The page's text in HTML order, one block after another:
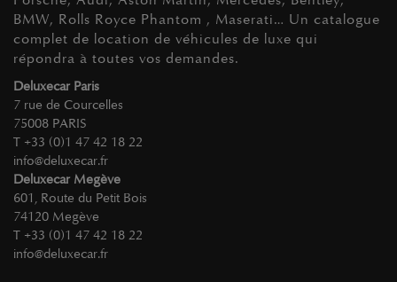
BMW, Rolls Royce Phantom , Maserati… Un catalogue
complet de location de véhicules de luxe qui
répondra à toutes vos demandes.
Deluxecar Paris
7 rue de Courcelles
75008 PARIS
T +33 (0)1 47 42 18 22
info@deluxecar.fr
Deluxecar Megève
601, Route du Petit Bois
74120 Megève
T +33 (0)1 47 42 18 22
info@deluxecar.fr